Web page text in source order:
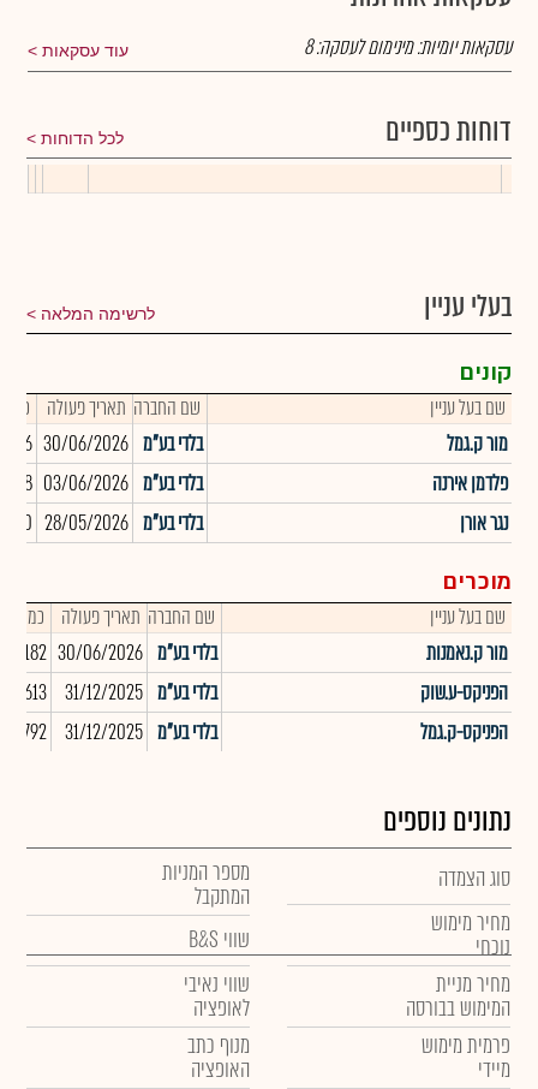
עוד עסקאות עסקאות יומיות:מינימום לעסקה:8
דוחות כספיים לכל הדוחות
בעלי עניין לרשימה המלאה
קונים
שם בעל עניין שם החברה תאריך פעולה
מור ק.גמל
בלדי בע"מ 30/06/2026
פלדמן אירנה
בלדי בע"מ 03/06/2026
368
נגר אורן
בלדי בע"מ 28/05/2026
מוכרים
שם בעל עניין שם החברה תאריך פעולה
כמות
מור ק.נאמנות
בלדי בע"מ 30/06/2026
הפניקס-ע.שוק
בלדי בע"מ 31/12/2025
-4,613
הפניקס-ק.גמל
בלדי בע"מ 31/12/2025
נתונים נוספים
סוג הצמדה
מחיר מימוש
נוכחי
מחיר מניית
המימוש בבורסה
פרמית מימוש
מיידי
מספר המניות
המתקבל
שווי B&S
שווי נאיבי
לאופציה
מנוף כתב
האופציה